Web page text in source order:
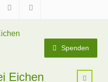
Spenden
Eichen